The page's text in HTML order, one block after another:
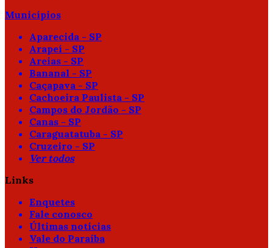
Municípios
Aparecida - SP
Arapeí - SP
Areias - SP
Bananal - SP
Caçapava - SP
Cachoeira Paulista - SP
Campos do Jordão - SP
Canas - SP
Caraguatatuba - SP
Cruzeiro - SP
Ver todos
Links
Enquetes
Fale conosco
Últimas notícias
Vale do Paraíba